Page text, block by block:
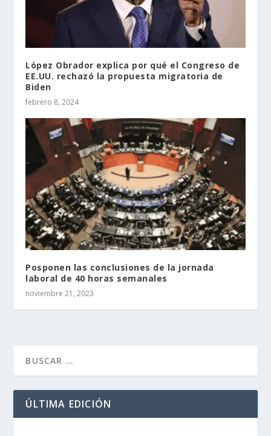
López Obrador explica por qué el Congreso de
EE.UU. rechazó la propuesta migratoria de
Biden
febrero 8, 2024
Posponen las conclusiones de la jornada
laboral de 40 horas semanales
noviembre 21, 2023
ÚLTIMA EDICIÓN